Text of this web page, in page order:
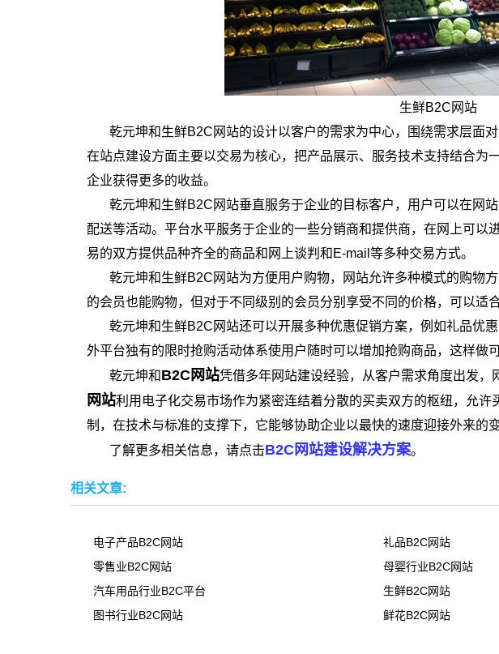
生鲜B2C网站
乾元坤和生鲜B2C网站的设计以客户的需求为中心，围绕需求层面
在站点建设方面主要以交易为核心，把产品展示、服务技术支持结合为
企业获得更多的收益。
乾元坤和生鲜B2C网站垂直服务于企业的目标客户，用户可以在网
配送等活动。平台水平服务于企业的一些分销商和提供商，在网上可以
易的双方提供品种齐全的商品和网上谈判和E-mail等多种交易方式。
乾元坤和生鲜B2C网站为方便用户购物，网站允许多种模式的购物
的会员也能购物，但对于不同级别的会员分别享受不同的价格，可以适
乾元坤和生鲜B2C网站还可以开展多种优惠促销方案，例如礼品优
外平台独有的限时抢购活动体系使用户随时可以增加抢购商品，这样做
乾元坤和B2C网站凭借多年网站建设经验，从客户需求角度出发，
网站利用电子化交易市场作为紧密连结着分散的买卖双方的枢纽，允
制，在技术与标准的支撑下，它能够协助企业以最快的速度迎接外来的
了解更多相关信息，请点击B2C网站建设解决方案。
相关文章:
电子产品B2C网站
礼品B2C网站
零售业B2C网站
母婴行业B2C网站
汽车用品行业B2C平台
生鲜B2C网站
图书行业B2C网站
鲜花B2C网站